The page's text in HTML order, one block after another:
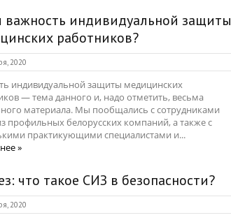
важность индивидуальной защиты
работников?
2020
индивидуальной защиты медицинских
— тема данного и, надо отметить, весьма
материала. Мы пообщались с сотрудниками
профильных белорусских компаний, а также с
практикующими специалистами и...
»
что такое СИЗ в безопасности?
2020